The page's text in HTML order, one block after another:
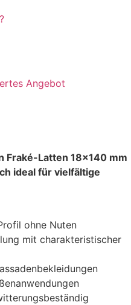
Angebot
Fraké-Latten 18×140 mm
ideal für vielfältige
ohne Nuten
mit charakteristischer